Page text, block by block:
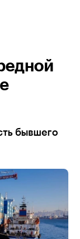
бывшего